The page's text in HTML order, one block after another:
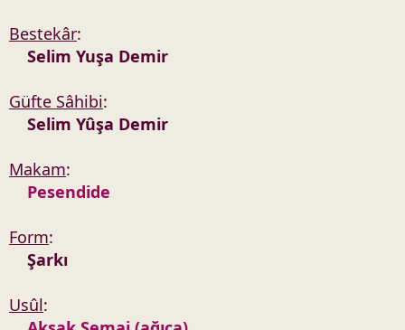
Bestekâr:
Selim Yuşa Demir
Güfte Sâhibi:
Selim Yûşa Demir
Makam:
Pesendide
Form:
Şarkı
Usûl: